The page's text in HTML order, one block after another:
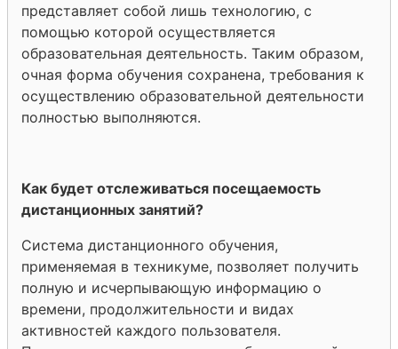
представляет собой лишь технологию, с
помощью которой осуществляется
образовательная деятельность. Таким образом,
очная форма обучения сохранена, требования к
осуществлению образовательной деятельности
полностью выполняются.
Как будет отслеживаться посещаемость
дистанционных занятий?
Система дистанционного обучения,
применяемая в техникуме, позволяет получить
полную и исчерпывающую информацию о
времени, продолжительности и видах
активностей каждого пользователя.